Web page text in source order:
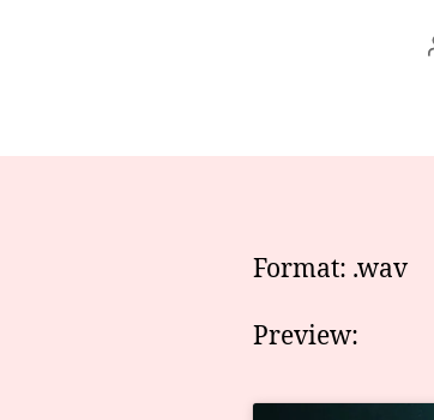
Format: .wav
Preview: